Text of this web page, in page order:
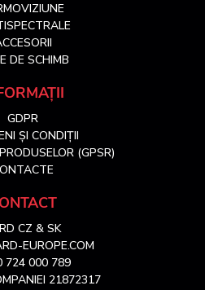
DE SCHIMB
GDPR
ȘI CONDIȚII
(GPSR)
CZ & SK
EUROPE.COM
724 000 789
21872317